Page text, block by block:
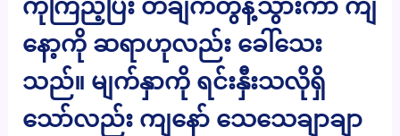
ကိုကြည့်ပြီး တချက်တွန့်သွားကာ ကျ
နော့ကို ဆရာဟုလည်း ခေါ်သေး
သည်။ မျက်နှာကို ရင်းနှီးသလိုရှိ
သော်လည်း ကျနော် သေသေချာချာ